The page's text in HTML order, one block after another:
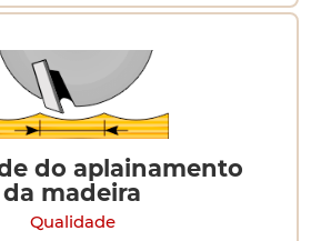
do aplainamento
da madeira
Qualidade